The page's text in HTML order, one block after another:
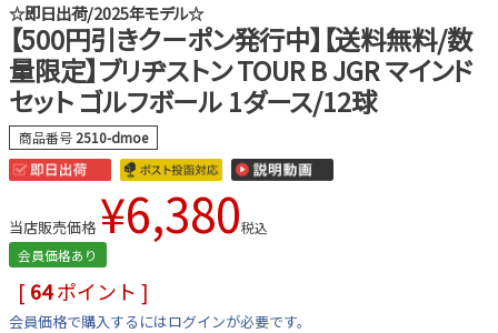
☆即日出荷/2025年モデル☆
【500円引きクーポン発行中】【送料無料/数
量限定】ブリヂストン TOUR B JGR マインド
セット ゴルフボール 1ダース/12球
商品番号 2510-dmoe
当店販売価格 ¥6,380税込
会員価格あり
[ 64ポイント ]
会員価格で購入するにはログインが必要です。